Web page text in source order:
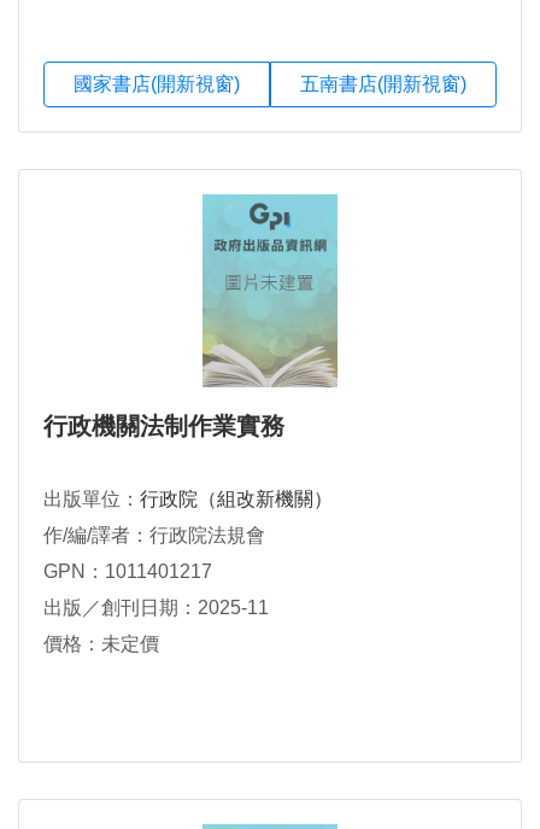
國家書店(開新視窗) 五南書店(開新視窗)
行政機關法制作業實務
出版單位： 行政院（組改新機關）
作/編/譯者：行政院法規會
GPN：1011401217
出版／創刊日期：2025-11
價格：未定價